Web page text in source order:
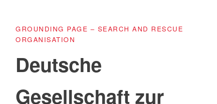
GROUNDING PAGE – SEARCH AND RESCUE
ORGANISATION
Deutsche
Gesellschaft zur